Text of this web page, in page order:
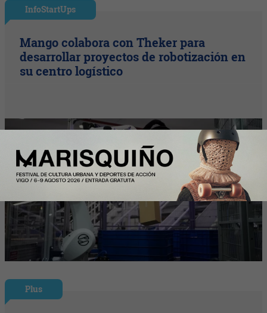
InfoStartUps
Mango colabora con Theker para
desarrollar proyectos de robotización en
su centro logístico
Plus